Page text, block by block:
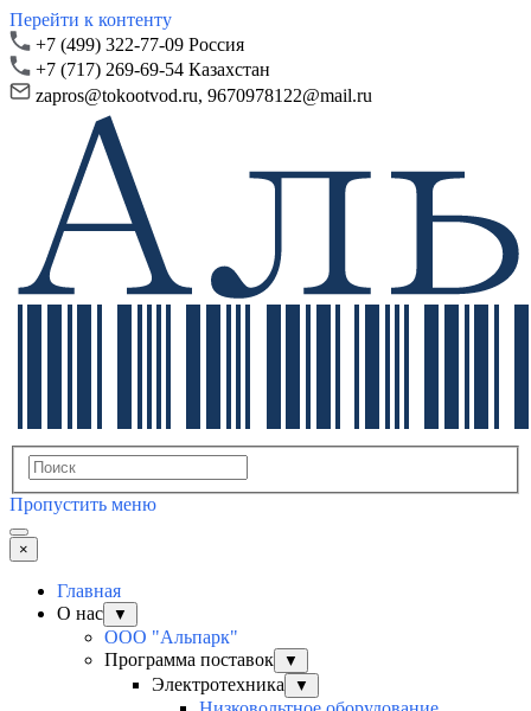
Перейти к контенту
+7 (499) 322-77-09 Россия
+7 (717) 269-69-54 Казахстан
zapros@tokootvod.ru, 9670978122@mail.ru
Пропустить меню
×
Главная
О нас
▼
ООО "Альпарк"
Программа поставок
▼
Электротехника ▼